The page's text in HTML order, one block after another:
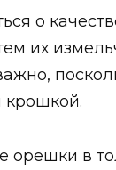
о
их
крошкой.
орешки в